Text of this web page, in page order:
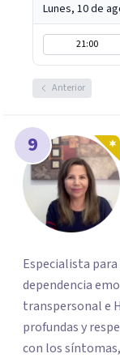
Lunes, 10 de
21:00
Anterior
9
Especialista
dependencia emocional. Mi
transpersonal e
profundas y
con los